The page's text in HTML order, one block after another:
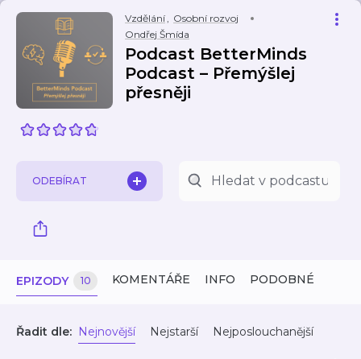
Vzdělání, Osobní rozvoj
Ondřej Šmída
Podcast BetterMinds
Podcast – Přemýšlej
přesněji
ODEBÍRAT
EPIZODY 10 KOMENTÁŘE INFO PODOBNÉ
Řadit dle: Nejnovější Nejstarší Nejposlouchanější